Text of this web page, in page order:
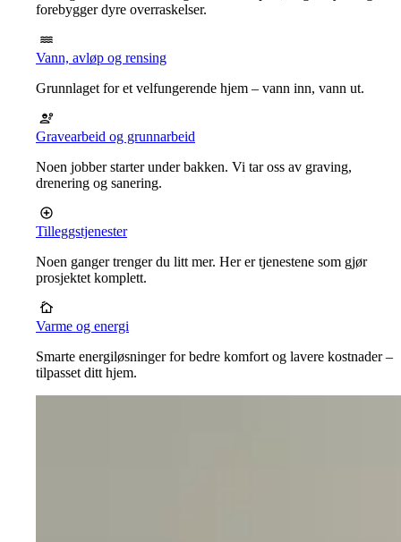
forebygger dyre overraskelser.
Vann, avløp og rensing
Grunnlaget for et velfungerende hjem – vann inn, vann ut.
Gravearbeid og grunnarbeid
Noen jobber starter under bakken. Vi tar oss av graving,
drenering og sanering.
Tilleggstjenester
Noen ganger trenger du litt mer. Her er tjenestene som gjør
prosjektet komplett.
Varme og energi
Smarte energiløsninger for bedre komfort og lavere kostnader –
tilpasset ditt hjem.